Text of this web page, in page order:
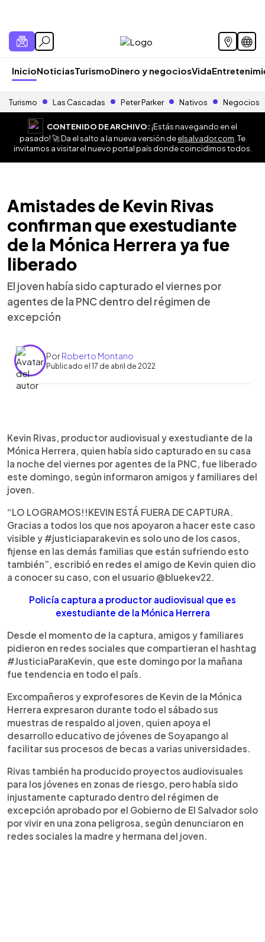
InicioNoticiasTurismoDinero y negociosVida
Turismo Las Cascadas Peter Parker Nativos Negocios
CONTENIDO DE ARCHIVO:¡Estás navegando en el
pasado! 🚀 Da el salto a la nueva versión deelsalvador.com . Te
invitamos a visitar el nuevo portal país donde coincidimos todos.
Amistades de Kevin Rivas
confirman que exestudiante
de la Mónica Herrera ya fue
liberado
El joven había sido capturado el viernes por
agentes de la PNC dentro del régimen de
excepción
PorRoberto Montano
Publicado el 17 de abril de 2022
► Escuchar artículo
Kevin Rivas, productor audiovisual y exestudiante de la
Mónica Herrera, quien había sido capturado en su casa
la noche del viernes por agentes de la PNC, fue liberado
este domingo, según informaron amigos y familiares del
joven.
“LO LOGRAMOS!!KEVIN ESTÁ FUERA DE CAPTURA.
Gracias a todos los que nos apoyaron a hacer este caso
visible y #justiciaparakevin es solo uno de los casos,
fijense en las demás familias que están sufriendo esto
también”, escribió en redes el amigo de Kevin quien dio
a conocer su caso, con el usuario @bluekev22.
Policía captura a productor audiovisual que es
exestudiante de la Mónica Herrera
Desde el momento de la captura, amigos y familiares
pidieron en redes sociales que compartieran el hashtag
#JusticiaParaKevin, que este domingo por la mañana
fue tendencia en todo el país.
Excompañeros y exprofesores de Kevin de la Mónica
Herrera expresaron durante todo el sábado sus
muestras de respaldo al joven, quien apoya el
desarrollo educativo de jóvenes de Soyapango al
facilitar sus procesos de becas a varias universidades.
Rivas también ha producido proyectos audiovisuales
para los jóvenes en zonas de riesgo, pero había sido
injustamente capturado dentro del régimen de
excepción aprobado por el Gobierno de El Salvador solo
por vivir en una zona peligrosa, según denunciaron en
redes sociales la madre y hermana del joven.